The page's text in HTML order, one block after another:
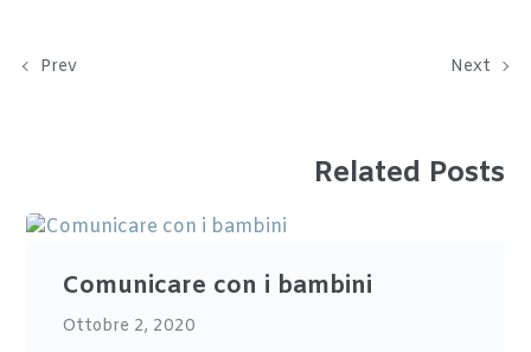
Prev Next
Related Posts
Comunicare con i bambini
Ottobre 2, 2020